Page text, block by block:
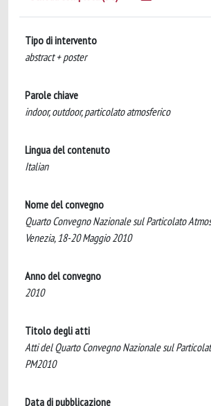
Tipo di intervento
abstract + poster
Parole chiave
indoor, outdoor, particolato atmosferico
Lingua del contenuto
Italian
Nome del convegno
Quarto Convegno Nazionale sul Particolato
Venezia, 18-20 Maggio 2010
Anno del convegno
2010
Titolo degli atti
Atti del Quarto Convegno Nazionale sul
PM2010
Data di pubblicazione